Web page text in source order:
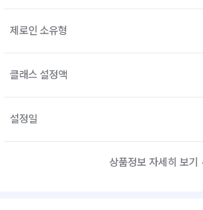
제로인 소유형
클래스 설정액
설정일
상품정보 자세히 보기
공지사항
FAQ